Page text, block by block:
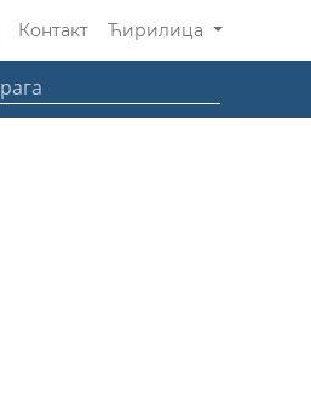
Контакт Ћирилица